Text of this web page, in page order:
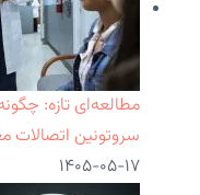
مطالعه‌ای تازه:
سروتونین اتصالات
۱۴۰۵-۰۵-۱۷